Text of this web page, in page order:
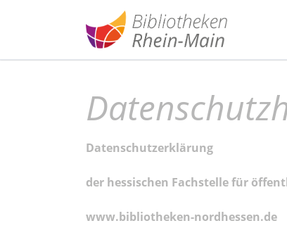
Datenschutzerklärung
der hessischen Fachstelle für
www.bibliotheken-nordhessen.de